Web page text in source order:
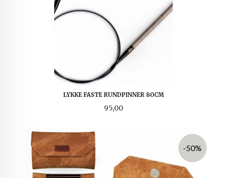
LYKKE FASTE RUNDPINNER 80CM
Pris
95,00
-50%